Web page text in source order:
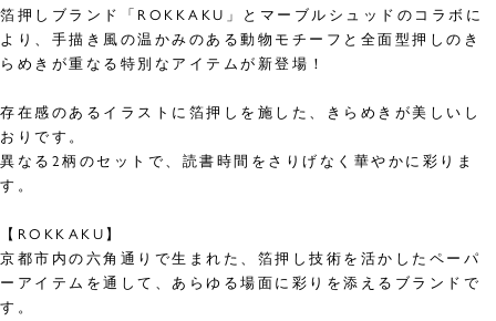
箔押しブランド「ROKKAKU」とマーブルシュッドのコラボに
より、手描き風の温かみのある動物モチーフと全面型押しのき
らめきが重なる特別なアイテムが新登場！
存在感のあるイラストに箔押しを施した、きらめきが美しいし
おりです。
異なる2柄のセットで、読書時間をさりげなく華やかに彩りま
す。
【ROKKAKU】
京都市内の六角通りで生まれた、箔押し技術を活かしたペーパ
ーアイテムを通して、あらゆる場面に彩りを添えるブランドで
す。